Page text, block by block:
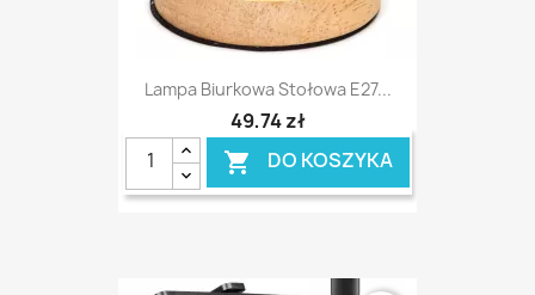
Lampa Biurkowa Stołowa E27...
49,74 zł
 DO KOSZYKA